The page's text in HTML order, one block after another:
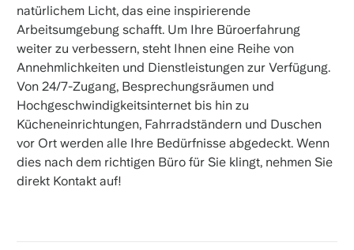
natürlichem Licht, das eine inspirierende
Arbeitsumgebung schafft. Um Ihre Büroerfahrung
weiter zu verbessern, steht Ihnen eine Reihe von
Annehmlichkeiten und Dienstleistungen zur Verfügung.
Von 24/7-Zugang, Besprechungsräumen und
Hochgeschwindigkeitsinternet bis hin zu
Kücheneinrichtungen, Fahrradständern und Duschen
vor Ort werden alle Ihre Bedürfnisse abgedeckt. Wenn
dies nach dem richtigen Büro für Sie klingt, nehmen Sie
direkt Kontakt auf!